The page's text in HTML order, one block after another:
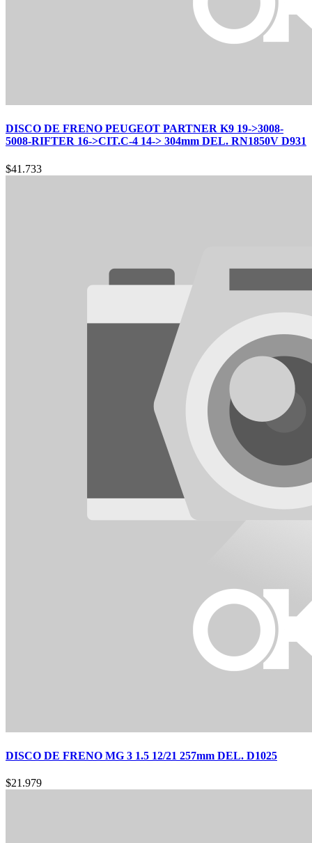
DISCO DE FRENO PEUGEOT PARTNER K9 19->3008-
5008-RIFTER 16->CIT.C-4 14-> 304mm DEL. RN1850V D931
$41.733
DISCO DE FRENO MG 3 1.5 12/21 257mm DEL. D1025
$21.979